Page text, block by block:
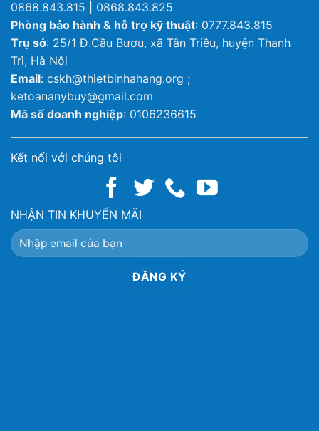
0868.843.815 | 0868.843.825
Phòng bảo hành & hỗ trợ kỹ thuật: 0777.843.815
Trụ sở: 25/1 Đ.Cầu Bươu, xã Tân Triều, huyện Thanh
Trì, Hà Nội
Email: cskh@thietbinhahang.org ;
ketoananybuy@gmail.com
Mã số doanh nghiệp: 0106236615
Kết nối với chúng tôi
NHẬN TIN KHUYẾN MÃI